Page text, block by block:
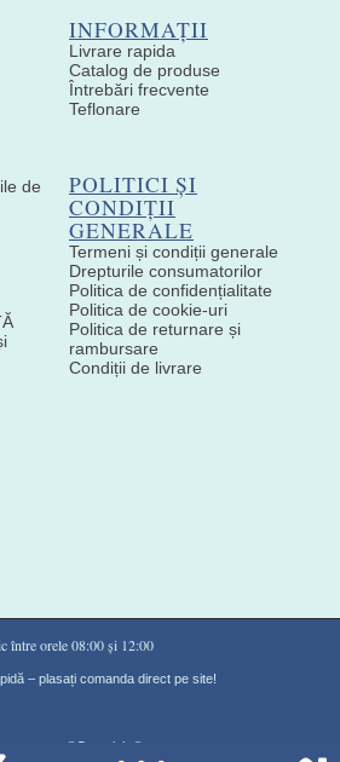
de
INFORMAȚII
Livrare rapida
Catalog de produse
Întrebări frecvente
Teflonare
POLITICI ȘI
CONDIȚII
GENERALE
Termeni și condiții generale
Drepturile consumatorilor
Politica de confidențialitate
Politica de cookie-uri
Politica de returnare și
rambursare
Condiții de livrare
orele 08:00 și 12:00
– plasați comanda direct pe site!
на прах ®Copyright©